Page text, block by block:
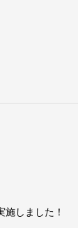
しました！